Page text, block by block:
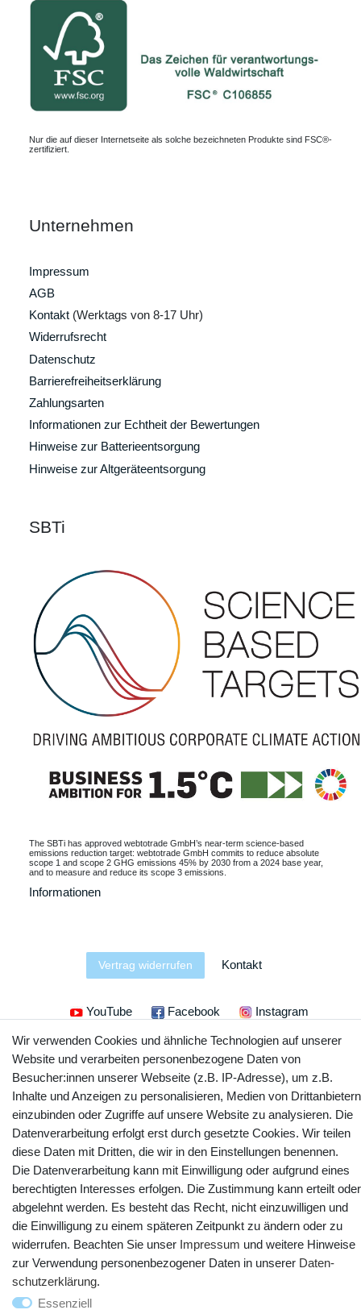
Nur die auf dieser Internetseite als solche bezeichneten Produkte sind FSC®-
zertifiziert.
Unternehmen
Impressum
AGB
Kontakt (Werktags von 8-17 Uhr)
Widerrufsrecht
Datenschutz
Barrierefreiheitserklärung
Zahlungsarten
Informationen zur Echtheit der Bewertungen
Hinweise zur Batterieentsorgung
Hinweise zur Altgeräteentsorgung
SBTi
The SBTi has approved webtotrade GmbH’s near-term science-based
emissions reduction target: webtotrade GmbH commits to reduce absolute
scope 1 and scope 2 GHG emissions 45% by 2030 from a 2024 base year,
and to measure and reduce its scope 3 emissions.
Informationen
Vertrag widerrufen Kontakt
YouTube Facebook Instagram
© Copyright 2025 webtotrade GmbH. Alle Rechte vorbehalten.
Wir verwenden Cookies und ähnliche Technologien auf unserer
Website und verarbeiten personenbezogene Daten von
Besucher:innen unserer Webseite (z.B. IP-Adresse), um z.B.
Inhalte und Anzeigen zu personalisieren, Medien von Drittanbietern
einzubinden oder Zugriffe auf unsere Website zu analysieren. Die
Datenverarbeitung erfolgt erst durch gesetzte Cookies. Wir teilen
diese Daten mit Dritten, die wir in den Einstellungen benennen.
Die Datenverarbeitung kann mit Einwilligung oder aufgrund eines
berechtigten Interesses erfolgen. Die Zustimmung kann erteilt oder
abgelehnt werden. Es besteht das Recht, nicht einzuwilligen und
die Einwilligung zu einem späteren Zeitpunkt zu ändern oder zu
widerrufen. Beachten Sie unser Impressum und weitere Hinweise
zur Verwendung personenbezogener Daten in unserer Daten­
schutz­erklärung.
Essenziell